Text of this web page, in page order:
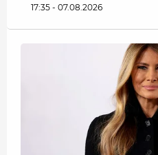
17:35 - 07.08.2026